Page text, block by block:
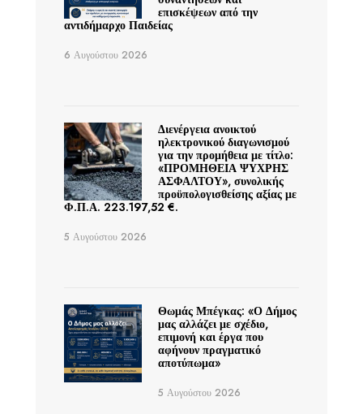
επισκέψεων από την
αντιδήμαρχο Παιδείας
6 Αυγούστου 2026
Διενέργεια ανοικτού
ηλεκτρονικού διαγωνισμού
για την προμήθεια με τίτλο:
«ΠΡΟΜΗΘΕΙΑ ΨΥΧΡΗΣ
ΑΣΦΑΛΤΟΥ», συνολικής
προϋπολογισθείσης αξίας με
Φ.Π.Α. 223.197,52 €.
5 Αυγούστου 2026
Θωμάς Μπέγκας: «Ο Δήμος
μας αλλάζει με σχέδιο,
επιμονή και έργα που
αφήνουν πραγματικό
αποτύπωμα»
5 Αυγούστου 2026